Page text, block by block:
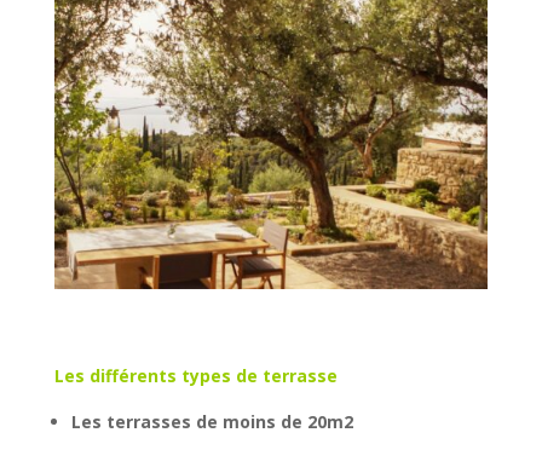
Les différents types de terrasse
Les terrasses de moins de 20m2